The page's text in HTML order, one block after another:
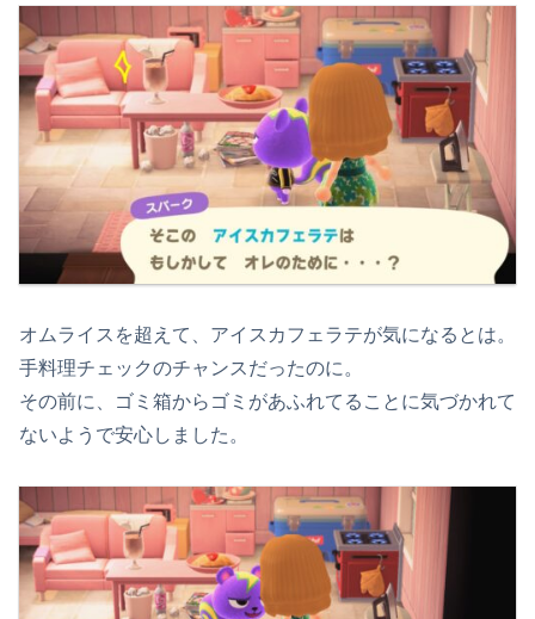
オムライスを超えて、アイスカフェラテが気になるとは。
手料理チェックのチャンスだったのに。
その前に、ゴミ箱からゴミがあふれてることに気づかれて
ないようで安心しました。